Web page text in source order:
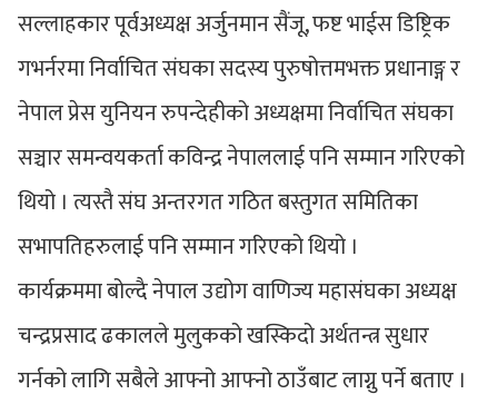
सल्लाहकार पूर्वअध्यक्ष अर्जुनमान सैंजू, फष्ट भाईस डिष्ट्रिक
गभर्नरमा निर्वाचित संघका सदस्य पुरुषोत्तमभक्त प्रधानाङ्ग र
नेपाल प्रेस युनियन रुपन्देहीको अध्यक्षमा निर्वाचित संघका
सञ्चार समन्वयकर्ता कविन्द्र नेपाललाई पनि सम्मान गरिएको
थियो । त्यस्तै संघ अन्तरगत गठित बस्तुगत समितिका
सभापतिहरुलाई पनि सम्मान गरिएको थियो ।
कार्यक्रममा बोल्दै नेपाल उद्योग वाणिज्य महासंघका अध्यक्ष
चन्द्रप्रसाद ढकालले मुलुकको खस्किदो अर्थतन्त्र सुधार
गर्नको लागि सबैले आफ्नो आफ्नो ठाउँबाट लाग्नु पर्ने बताए ।